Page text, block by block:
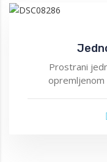
Prostrani
opremljenom